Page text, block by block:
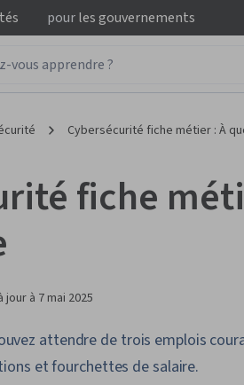
pourles gouvernements
Cybersécurité fiche métier : À
fiche
jour à 7 mai 2025
attendre de trois emplois
et fourchettes de salaire.